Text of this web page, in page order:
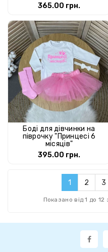
365.00 грн.
Боді для дівчинки на
піврочку "Принцесі 6
місяців"
395.00 грн.
1 2 3
Показано від 1 до